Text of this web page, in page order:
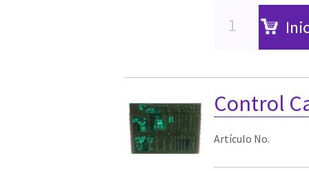
Control
Artículo No.